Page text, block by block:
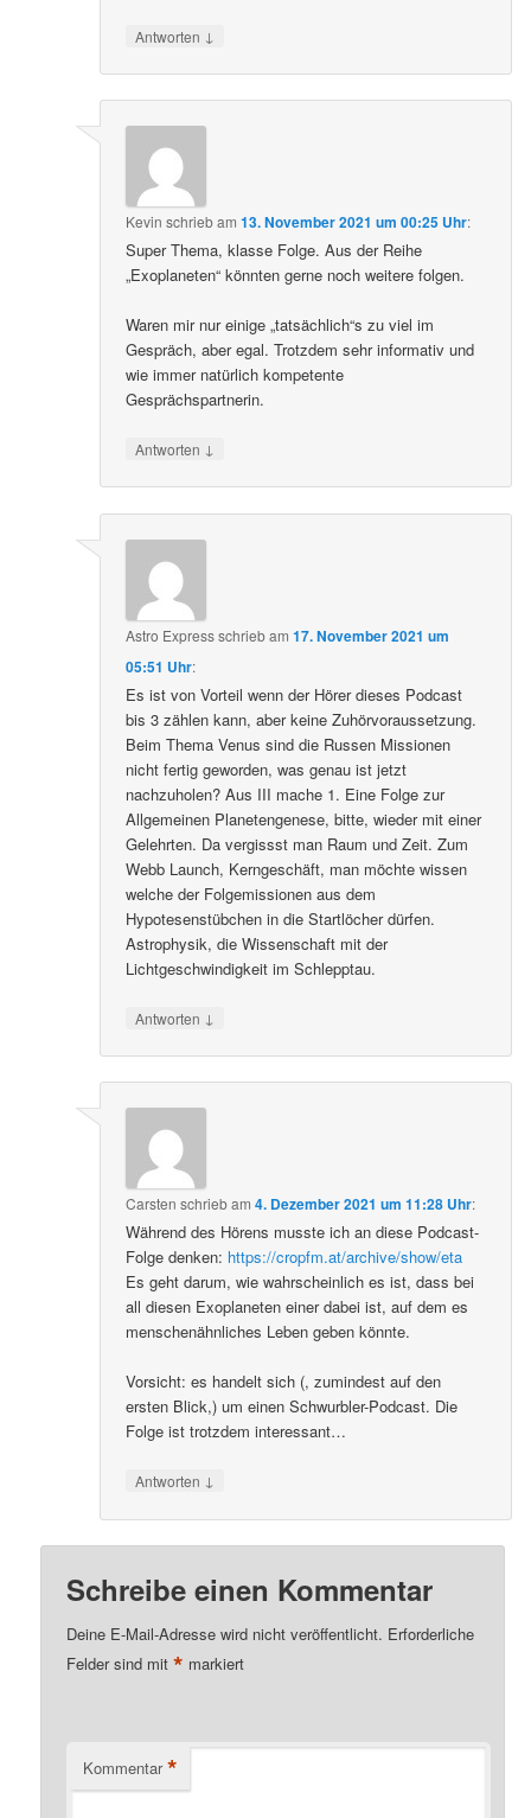
Antworten ↓
Kevin schriebam13. November 2021 um 00:25 Uhr:
Super Thema, klasse Folge. Aus der Reihe
„Exoplaneten“ könnten gerne noch weitere folgen.
Waren mir nur einige „tatsächlich“s zu viel im
Gespräch, aber egal. Trotzdem sehr informativ und
wie immer natürlich kompetente
Gesprächspartnerin.
Antworten ↓
Astro Expressschriebam17. November 2021 um
05:51 Uhr:
Es ist von Vorteil wenn der Hörer dieses Podcast
bis 3 zählen kann, aber keine Zuhörvoraussetzung.
Beim Thema Venus sind die Russen Missionen
nicht fertig geworden, was genau ist jetzt
nachzuholen? Aus III mache 1. Eine Folge zur
Allgemeinen Planetengenese, bitte, wieder mit einer
Gelehrten. Da vergissst man Raum und Zeit. Zum
Webb Launch, Kerngeschäft, man möchte wissen
welche der Folgemissionen aus dem
Hypotesenstübchen in die Startlöcher dürfen.
Astrophysik, die Wissenschaft mit der
Lichtgeschwindigkeit im Schlepptau.
Antworten ↓
Carsten schriebam4. Dezember 2021 um 11:28 Uhr:
Während des Hörens musste ich an diese Podcast-
Folge denken: https://cropfm.at/archive/show/eta
Es geht darum, wie wahrscheinlich es ist, dass bei
all diesen Exoplaneten einer dabei ist, auf dem es
menschenähnliches Leben geben könnte.
Vorsicht: es handelt sich (, zumindest auf den
ersten Blick,) um einen Schwurbler-Podcast. Die
Folge ist trotzdem interessant…
Antworten ↓
Schreibe einen Kommentar
Deine E-Mail-Adresse wird nicht veröffentlicht. Erforderliche
Felder sind mit* markiert
Kommentar *